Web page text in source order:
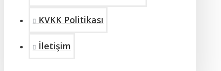
KVKK Politikası
İletişim